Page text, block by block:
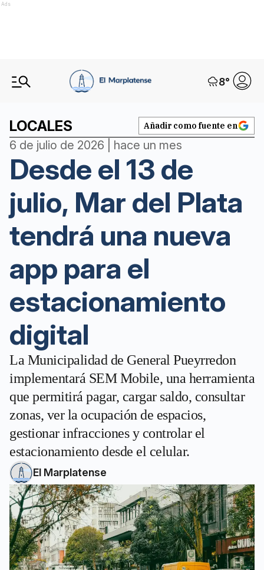
Ads
8°
LOCALES Añadir como fuente en
6 de julio de 2026 | hace un mes
Desde el 13 de
julio, Mar del Plata
tendrá una nueva
app para el
estacionamiento
digital
La Municipalidad de General Pueyrredon
implementará SEM Mobile, una herramienta
que permitirá pagar, cargar saldo, consultar
zonas, ver la ocupación de espacios,
gestionar infracciones y controlar el
estacionamiento desde el celular.
El Marplatense